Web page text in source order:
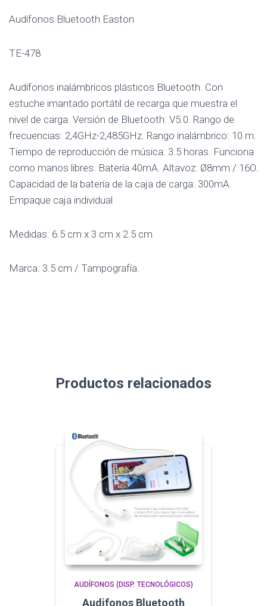
Audífonos Bluetooth Easton
TE-478
Audífonos inalámbricos plásticos Bluetooth. Con
estuche imantado portátil de recarga que muestra el
nivel de carga. Versión de Bluetooth: V5.0. Rango de
frecuencias: 2,4GHz-2,485GHz. Rango inalámbrico: 10 m.
Tiempo de reproducción de música: 3.5 horas. Funciona
como manos libres. Batería 40mA. Altavoz: Ø8mm / 16O.
Capacidad de la batería de la caja de carga: 300mA.
Empaque caja individual
Medidas: 6.5 cm x 3 cm x 2.5 cm
Marca: 3.5 cm / Tampografía.
Productos relacionados
AUDÍFONOS (DISP. TECNOLÓGICOS)
Audifonos Bluetooth